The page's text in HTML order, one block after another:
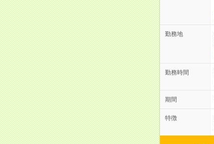
勤務地
勤務時間
期間
特徴